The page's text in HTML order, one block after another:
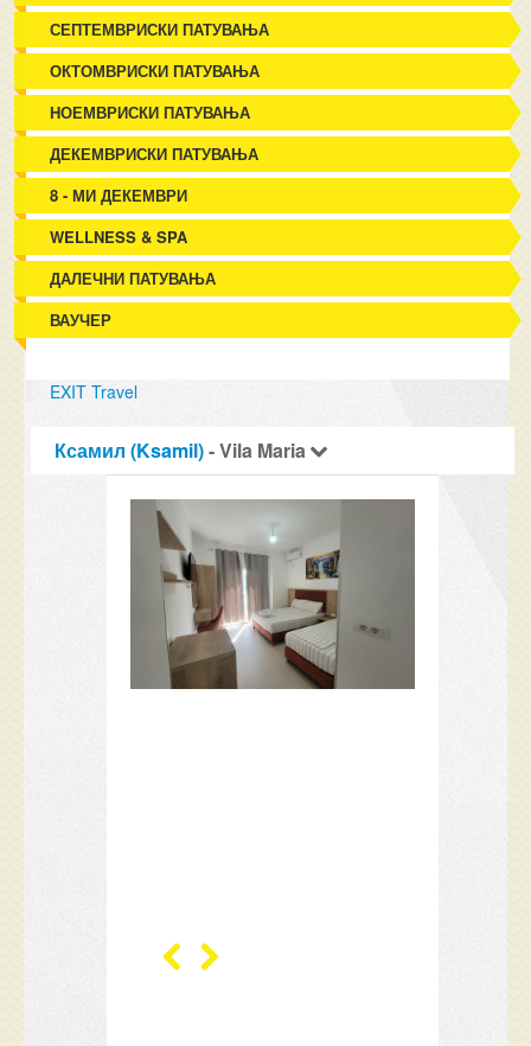
СЕПТЕМВРИСКИ ПАТУВАЊА
ОКТОМВРИСКИ ПАТУВАЊА
НОЕМВРИСКИ ПАТУВАЊА
ДЕКЕМВРИСКИ ПАТУВАЊА
8 - МИ ДЕКЕМВРИ
WELLNESS & SPA
ДАЛЕЧНИ ПАТУВАЊА
ВАУЧЕР
EXIT Travel
Ксамил (Ksamil)- Vila Maria